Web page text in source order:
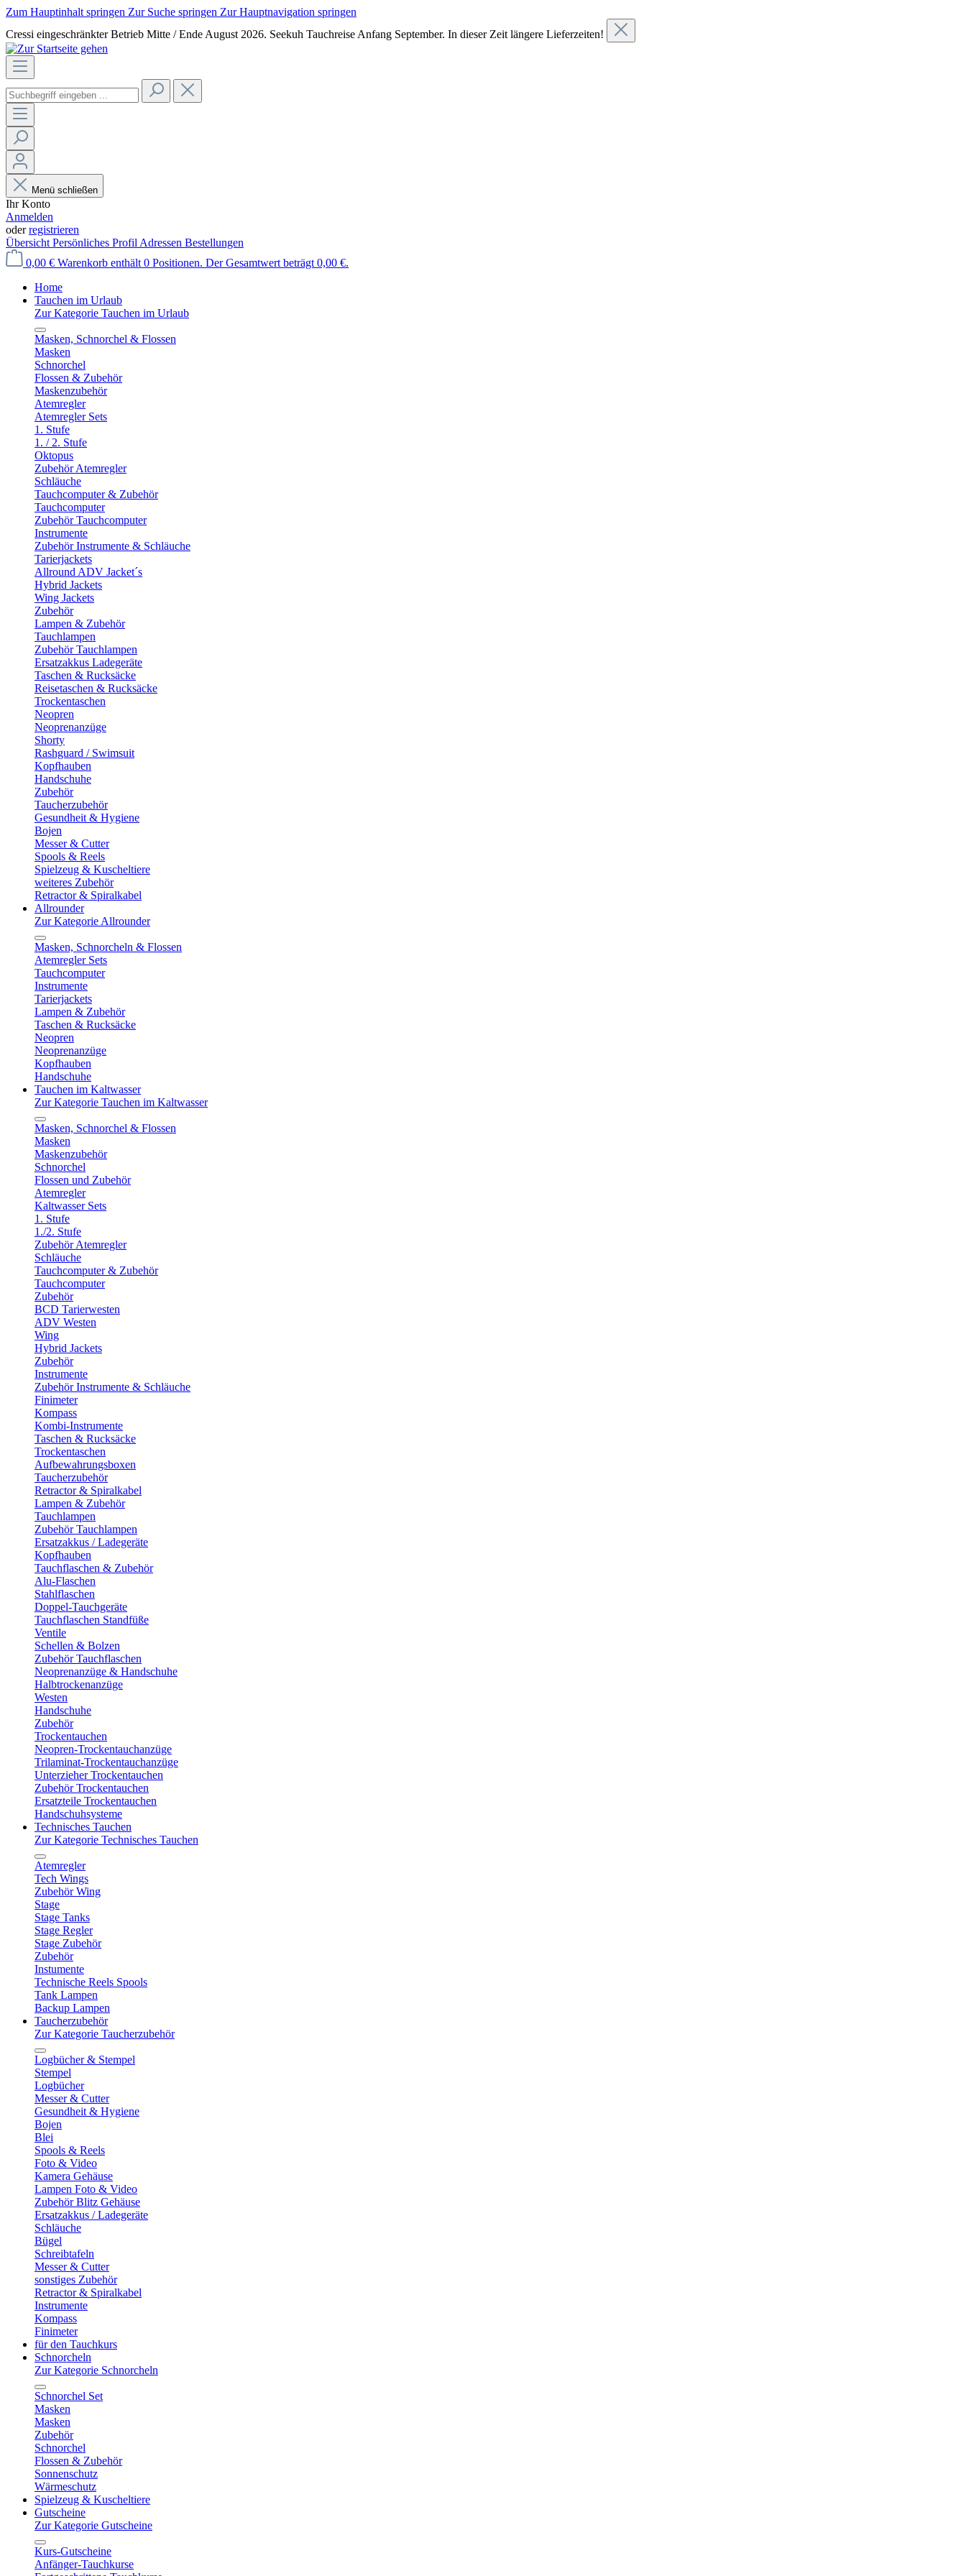
Zum Hauptinhalt springen Zur Suche springen Zur Hauptnavigation springen
Cressi eingeschränkter Betrieb Mitte / Ende August 2026. Seekuh Tauchreise Anfang September. In dieser Zeit längere Lieferzeiten!
Menü schließen
Ihr Konto
Anmelden
oderregistrieren
Übersicht Persönliches Profil Adressen Bestellungen
0,00 € Warenkorb enthält 0 Positionen. Der Gesamtwert beträgt 0,00 €.
Home
Tauchen im Urlaub
Zur Kategorie Tauchen im Urlaub
Masken, Schnorchel & Flossen
Masken
Schnorchel
Flossen & Zubehör
Maskenzubehör
Atemregler
Atemregler Sets
1. Stufe
1. / 2. Stufe
Oktopus
Zubehör Atemregler
Schläuche
Tauchcomputer & Zubehör
Tauchcomputer
Zubehör Tauchcomputer
Instrumente
Zubehör Instrumente & Schläuche
Tarierjackets
Allround ADV Jacket´s
Hybrid Jackets
Wing Jackets
Zubehör
Lampen & Zubehör
Tauchlampen
Zubehör Tauchlampen
Ersatzakkus Ladegeräte
Taschen & Rucksäcke
Reisetaschen & Rucksäcke
Trockentaschen
Neopren
Neoprenanzüge
Shorty
Rashguard / Swimsuit
Kopfhauben
Handschuhe
Zubehör
Taucherzubehör
Gesundheit & Hygiene
Bojen
Messer & Cutter
Spools & Reels
Spielzeug & Kuscheltiere
weiteres Zubehör
Retractor & Spiralkabel
Allrounder
Zur Kategorie Allrounder
Masken, Schnorcheln & Flossen
Atemregler Sets
Tauchcomputer
Instrumente
Tarierjackets
Lampen & Zubehör
Taschen & Rucksäcke
Neopren
Neoprenanzüge
Kopfhauben
Handschuhe
Tauchen im Kaltwasser
Zur Kategorie Tauchen im Kaltwasser
Masken, Schnorchel & Flossen
Masken
Maskenzubehör
Schnorchel
Flossen und Zubehör
Atemregler
Kaltwasser Sets
1. Stufe
1./2. Stufe
Zubehör Atemregler
Schläuche
Tauchcomputer & Zubehör
Tauchcomputer
Zubehör
BCD Tarierwesten
ADV Westen
Wing
Hybrid Jackets
Zubehör
Instrumente
Zubehör Instrumente & Schläuche
Finimeter
Kompass
Kombi-Instrumente
Taschen & Rucksäcke
Trockentaschen
Aufbewahrungsboxen
Taucherzubehör
Retractor & Spiralkabel
Lampen & Zubehör
Tauchlampen
Zubehör Tauchlampen
Ersatzakkus / Ladegeräte
Kopfhauben
Tauchflaschen & Zubehör
Alu-Flaschen
Stahlflaschen
Doppel-Tauchgeräte
Tauchflaschen Standfüße
Ventile
Schellen & Bolzen
Zubehör Tauchflaschen
Neoprenanzüge & Handschuhe
Halbtrockenanzüge
Westen
Handschuhe
Zubehör
Trockentauchen
Neopren-Trockentauchanzüge
Trilaminat-Trockentauchanzüge
Unterzieher Trockentauchen
Zubehör Trockentauchen
Ersatzteile Trockentauchen
Handschuhsysteme
Technisches Tauchen
Zur Kategorie Technisches Tauchen
Atemregler
Tech Wings
Zubehör Wing
Stage
Stage Tanks
Stage Regler
Stage Zubehör
Zubehör
Instumente
Technische Reels Spools
Tank Lampen
Backup Lampen
Taucherzubehör
Zur Kategorie Taucherzubehör
Logbücher & Stempel
Stempel
Logbücher
Messer & Cutter
Gesundheit & Hygiene
Bojen
Blei
Spools & Reels
Foto & Video
Kamera Gehäuse
Lampen Foto & Video
Zubehör Blitz Gehäuse
Ersatzakkus / Ladegeräte
Schläuche
Bügel
Schreibtafeln
Messer & Cutter
sonstiges Zubehör
Retractor & Spiralkabel
Instrumente
Kompass
Finimeter
für den Tauchkurs
Schnorcheln
Zur Kategorie Schnorcheln
Schnorchel Set
Masken
Masken
Zubehör
Schnorchel
Flossen & Zubehör
Sonnenschutz
Wärmeschutz
Spielzeug & Kuscheltiere
Gutscheine
Zur Kategorie Gutscheine
Kurs-Gutscheine
Anfänger-Tauchkurse